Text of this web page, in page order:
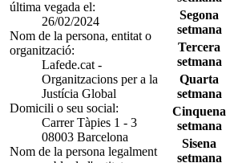
última vegada el:
26/02/2024
Nom de la persona, entitat o
organització:
Lafede.cat -
Organitzacions per a la
Justícia Global
Domicili o seu social:
Carrer Tàpies 1 - 3
08003 Barcelona
Nom de la persona legalment
Segona
setmana
Tercera
setmana
Quarta
setmana
Cinquena
setmana
Sisena
setmana